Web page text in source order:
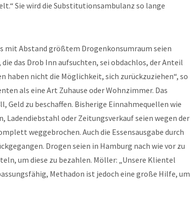
Sie wird die Substitutionsambulanz so lange
mit Abstand größtem Drogenkonsumraum seien
das Drob Inn aufsuchten, sei obdachlos, der Anteil
haben nicht die Möglichkeit, sich zurückzuziehen“, so
als eine Art Zuhause oder Wohnzimmer. Das
Geld zu beschaffen. Bisherige Einnahmequellen wie
oder Zeitungsverkauf seien wegen der
weggebrochen. Auch die Essensausgabe durch
Drogen seien in Hamburg nach wie vor zu
um diese zu bezahlen. Möller: „Unsere Klientel
Methadon ist jedoch eine große Hilfe, um